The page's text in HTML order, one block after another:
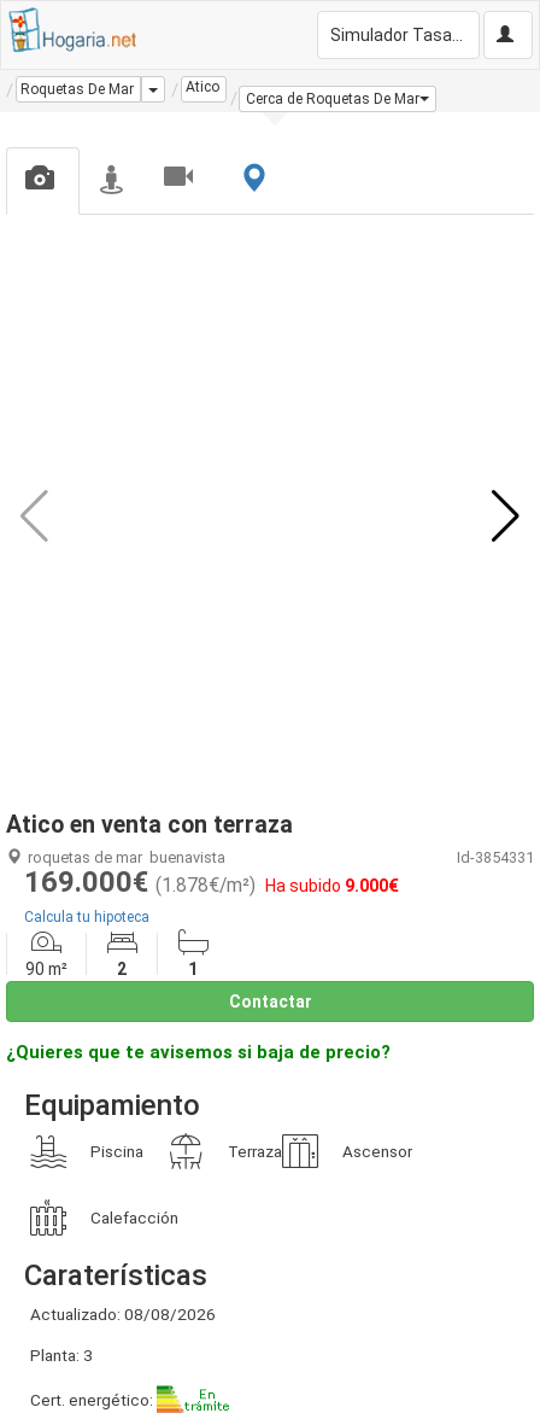
Roquetas De Mar Dropdown
Atico
Cerca de Roquetas De Mar
Atico en venta con terraza
roquetas de mar buenavista Id-3854331
169.000€ (1.878€/m²) Ha subido 9.000€
Calcula tu hipoteca
90 m² 2
1
Contactar
¿Quieres que te avisemos si baja de precio?
Equipamiento
Piscina Terraza Ascensor
Calefacción
Caraterísticas
Actualizado: 08/08/2026
Planta: 3
Cert. energético: